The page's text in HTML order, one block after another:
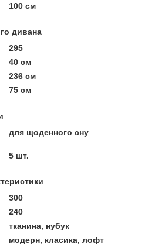
100 см
дивана
295
40 см
236 см
75 см
для щоденного сну
5 шт.
300
240
тканина, нубук
модерн, класика, лофт